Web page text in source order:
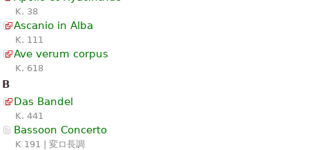
K. 38
Ascanio in Alba
K. 111
Ave verum corpus
K. 618
B
Das Bandel
K. 441
Bassoon Concerto
K 191 | 変ロ長調